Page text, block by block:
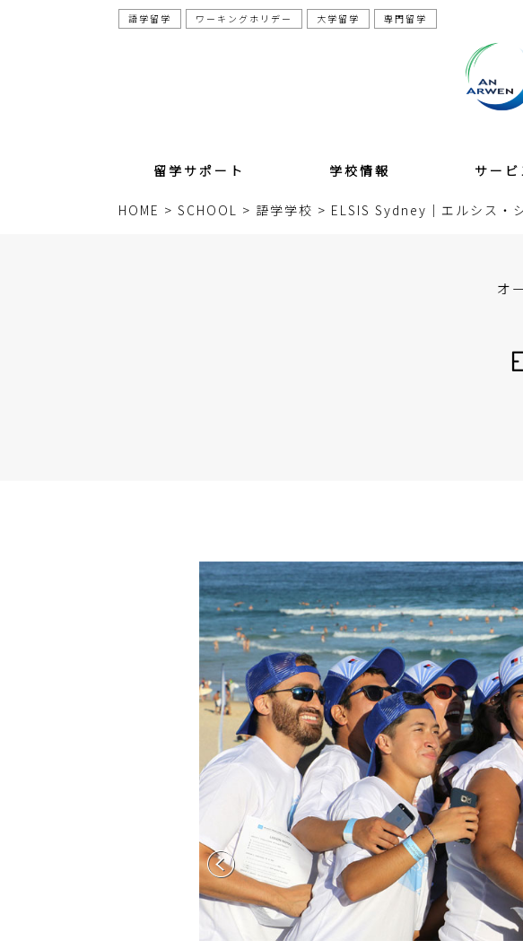
語学留学 ワーキングホリデー 大学留学 専門留学
留学サポート
語学留学
ワーキングホリデー
大学留学
専門スキルアップ留学
休学留学
TAFE留学
カウンセリングについて
学校情報
語学学校一覧
専門学校一覧
TAFE一覧
大学・大学院一覧
学校視察レポート
サー
初めて海外留
留学サポート
大切にしてい
英語上達サポ
留学費用につ
現地サポート
HOME > SCHOOL > 語学学校 > ELSIS Sydney｜エルシス・
オ